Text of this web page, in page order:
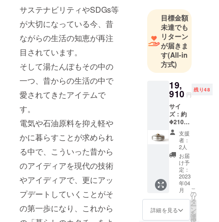
サステナビリティやSDGs等
が大切になっている今、昔
ながらの生活の知恵が再注
目されています。
そして湯たんぽもその中の
一つ、昔からの生活の中で
愛されてきたアイテムで
す。
電気や石油原料を抑え軽や
かに暮らすことが求められ
る中で、こういった昔から
のアイディアを現代の技術
やアイディアで、更にアッ
プデートしていくことがそ
の第一歩になり、これから
がれ、それ
を求めるも
のです。
園反面、新
しい物への
あこがれと
ものです。
私たちは古
くからの伝
統や歴史に
支えられた
加工技術に
ひと手間ひ
と工夫加え
ることによ
り、今まで
にない新し
い商品を生
み出すこと
目標金額
未達でも
リターン
が届きま
す(All-in
方式)
19,
910 円
残り48
サイ
ズ：約
Φ210×
H100m
m 材
質：本
体/18-8
ステン
レス 蓋/
真鍮 重
量：約
508g 容
量：約
2.0ℓ サ
イズ：
支援
者：
2人
お届
け予
定：
2023
年04
月
詳細を見る
こ
の
リ
タ
ー
ン
を
選